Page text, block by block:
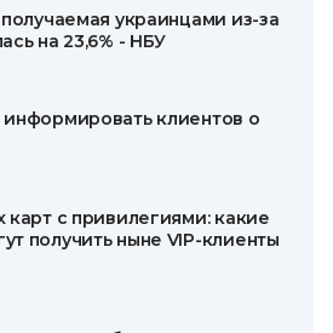
украинцами из-за
на 23,6% - НБУ
клиентов о
карт с привилегиями: какие
получить ныне VIP-клиенты